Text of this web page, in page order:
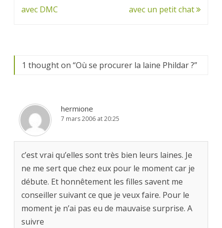
de
avec DMC
avec un petit chat
1 thought on “Où se procurer la laine Phildar ?”
hermione
7 mars 2006 at 20:25
c’est vrai qu’elles sont très bien leurs laines. Je
ne me sert que chez eux pour le moment car je
débute. Et honnêtement les filles savent me
conseiller suivant ce que je veux faire. Pour le
moment je n’ai pas eu de mauvaise surprise. A
suivre